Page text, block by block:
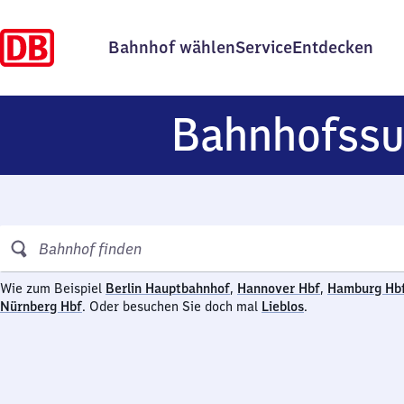
Bahnhof wählenServiceEntdecken
Wie zum Beispiel Berlin HauptbahnhofBerlin Hauptbahnhof
, Hannover HbfHannover
, Hamburg
Nürnberg HbfNürnberg Hauptbahnhof
. Oder besuchen Sie doch mal LieblosLieblos
.